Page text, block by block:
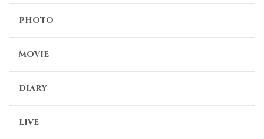
楽しみ✨
リアルタイムで聴ける時間だといいな😊
打ち合わせと重なりそうですが
楽しみにしていますー📻🌸
PHOTO
MOVIE
DIARY
LIVE